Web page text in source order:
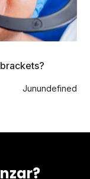
Junundefined